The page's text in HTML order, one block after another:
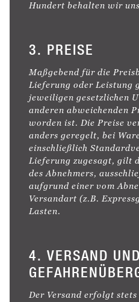
Hundert behalten wir
3. PREISE
Maßgebend für die
Lieferung oder Leistung
jeweiligen gesetzlichen
anderen abweichenden
worden ist. Die Preise
anders geregelt, bei
einschließlich
Lieferung zugesagt, gilt
des Abnehmers,
aufgrund einer vom
Versandart (z.B.
Lasten.
4. VERSAND UND
Der Versand erfolgt